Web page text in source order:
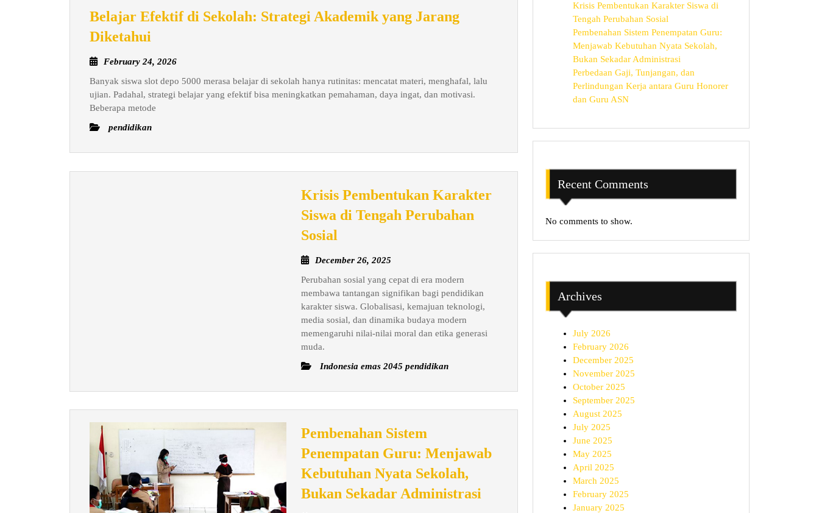
Belajar Efektif di Sekolah: Strategi Akademik yang Jarang
Diketahui
di
Sekolah:
Strategi
Jarang
Diketahui
February 24, 2026February
Banyak siswa slot depo 5000 merasa belajar di sekolah hanya rutinitas: mencatat materi, menghafal, lalu
ujian. Padahal, strategi belajar yang efektif bisa meningkatkan pemahaman, daya ingat, dan motivasi.
Beberapa metode
pendidikan
Krisis Pembentukan Karakter
Siswa di Tengah Perubahan
Sosial
Karakter
Siswa
di
Tengah
Perubahan
December 26, 2025
2025
Perubahan sosial yang cepat di era modern
membawa tantangan signifikan bagi pendidikan
karakter siswa. Globalisasi, kemajuan teknologi,
media sosial, dan dinamika budaya modern
memengaruhi nilai-nilai moral dan etika generasi
muda.
Indonesia emas 2045 pendidikan
Pembenahan Sistem
Penempatan Guru: Menjawab
Kebutuhan Nyata Sekolah,
Bukan Sekadar Administrasi
Krisis Pembentukan Karakter Siswa di
Tengah Perubahan Sosial
Pembenahan Sistem Penempatan Guru:
Menjawab Kebutuhan Nyata Sekolah,
Bukan Sekadar Administrasi
Perbedaan Gaji, Tunjangan, dan
Perlindungan Kerja antara Guru Honorer
dan Guru ASN
Recent Comments
No comments to show.
Archives
July 2026
February 2026
December 2025
November 2025
October 2025
September 2025
August 2025
July 2025
June 2025
May 2025
April 2025
March 2025
February 2025
January 2025